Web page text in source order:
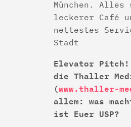
München. Alles
leckerer Café
nettestes
Stadt
Elevator Pitch!
die Thaller
(www.thaller-
allem: was
ist Euer USP?